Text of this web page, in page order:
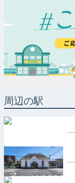
周辺の駅